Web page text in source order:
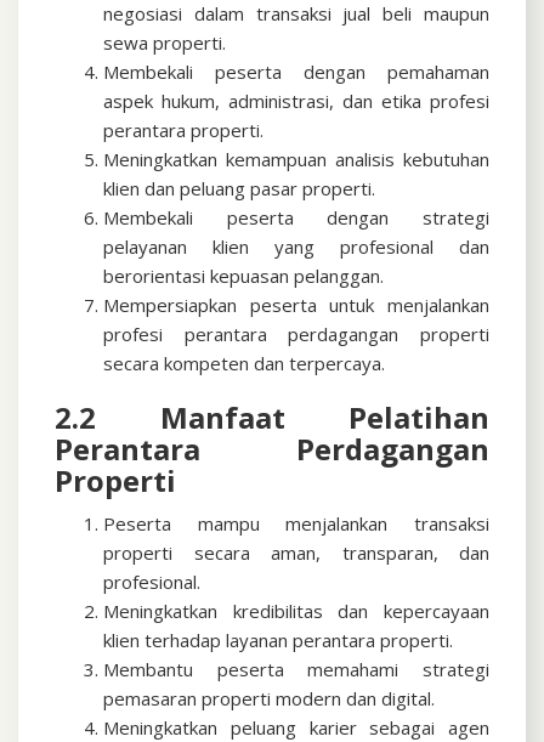
negosiasi dalam transaksi jual beli maupun
sewa properti.
Membekali peserta dengan pemahaman
aspek hukum, administrasi, dan etika profesi
perantara properti.
Meningkatkan kemampuan analisis kebutuhan
klien dan peluang pasar properti.
Membekali peserta dengan strategi
pelayanan klien yang profesional dan
berorientasi kepuasan pelanggan.
Mempersiapkan peserta untuk menjalankan
profesi perantara perdagangan properti
secara kompeten dan terpercaya.
2.2 Manfaat Pelatihan
Perantara Perdagangan
Properti
Peserta mampu menjalankan transaksi
properti secara aman, transparan, dan
profesional.
Meningkatkan kredibilitas dan kepercayaan
klien terhadap layanan perantara properti.
Membantu peserta memahami strategi
pemasaran properti modern dan digital.
Meningkatkan peluang karier sebagai agen